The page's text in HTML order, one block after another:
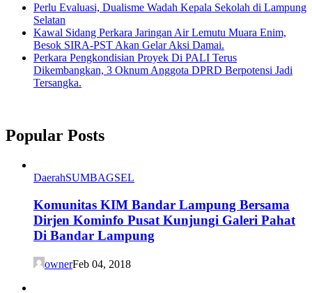
Perlu Evaluasi, Dualisme Wadah Kepala Sekolah di Lampung
Selatan
Kawal Sidang Perkara Jaringan Air Lemutu Muara Enim,
Besok SIRA-PST Akan Gelar Aksi Damai.
Perkara Pengkondisian Proyek Di PALI Terus
Dikembangkan, 3 Oknum Anggota DPRD Berpotensi Jadi
Tersangka.
Popular Posts
DaerahSUMBAGSEL
Komunitas KIM Bandar Lampung Bersama
Dirjen Kominfo Pusat Kunjungi Galeri Pahat
Di Bandar Lampung
ownerFeb 04, 2018